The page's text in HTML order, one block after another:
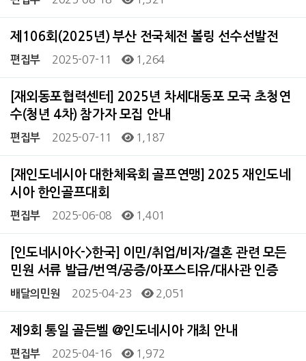
제106회(2025년) 부산 전국체전 볼링 선수선발전
편집부 2025-07-11 1,264
[재외동포협력센터] 2025년 차세대동포 모국 초청연
수(청년 4차) 참가자 모집 안내
편집부 2025-07-11 1,187
[재인도네시아 대한체육회 골프연맹] 2025 재인도네
시아 한인골프대회
편집부 2025-06-08 1,401
[인도네시아<->한국] 이민/취업/비자/결혼 관련 모든
민원 서류 발급/번역/공증/아포스티유/대사관 인증
배달의민원 2025-04-23 2,051
제9회 통일 골든벨 @인도네시아 개최 안내
편집부 2025-04-16 1,972